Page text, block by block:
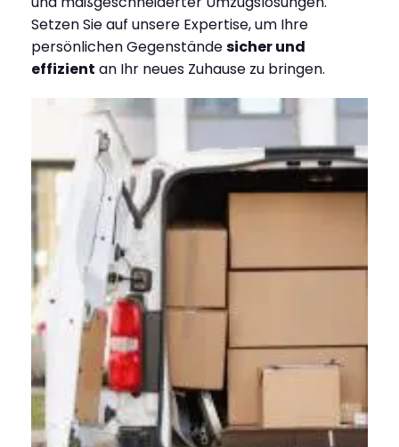
Setzen Sie auf unsere Expertise, um Ihre
persönlichen Gegenständesicher und
effizient an Ihr neues Zuhause zu bringen.